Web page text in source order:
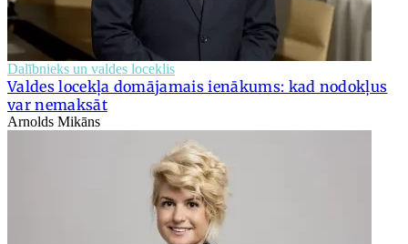
Dalībnieks un valdes loceklis
Valdes locekļa domājamais ienākums: kad nodokļus
var nemaksāt
Arnolds Mikāns